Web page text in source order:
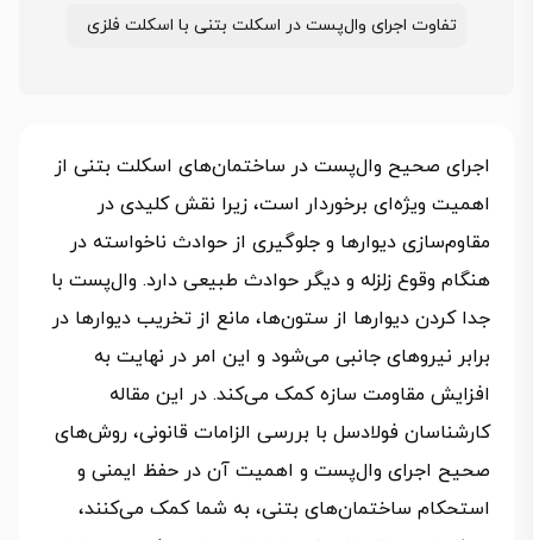
تفاوت اجرای وال‌پست در اسکلت بتنی با اسکلت فلزی
اجرای صحیح وال‌پست در ساختمان‌های اسکلت بتنی از
اهمیت ویژه‌ای برخوردار است، زیرا نقش کلیدی در
مقاوم‌سازی دیوارها و جلوگیری از حوادث ناخواسته در
هنگام وقوع زلزله و دیگر حوادث طبیعی دارد. وال‌پست با
جدا کردن دیوارها از ستون‌ها، مانع از تخریب دیوارها در
برابر نیروهای جانبی می‌شود و این امر در نهایت به
افزایش مقاومت سازه کمک می‌کند. در این مقاله
کارشناسان فولادسل با بررسی الزامات قانونی، روش‌های
صحیح اجرای وال‌پست و اهمیت آن در حفظ ایمنی و
استحکام ساختمان‌های بتنی، به شما کمک می‌کنند،